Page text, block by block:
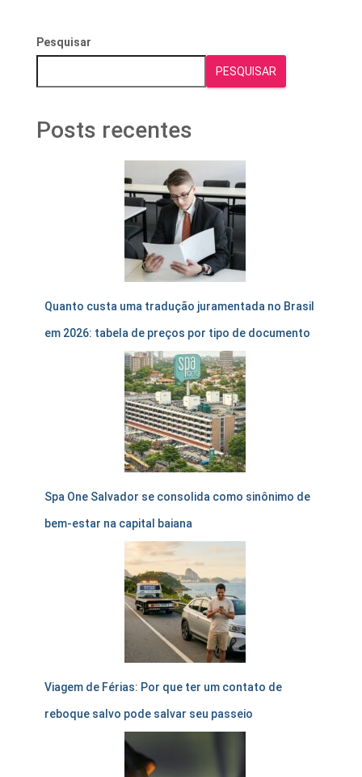
Pesquisar
PESQUISAR
Posts recentes
Quanto custa uma tradução juramentada no Brasil
em 2026: tabela de preços por tipo de documento
Spa One Salvador se consolida como sinônimo de
bem-estar na capital baiana
Viagem de Férias: Por que ter um contato de
reboque salvo pode salvar seu passeio